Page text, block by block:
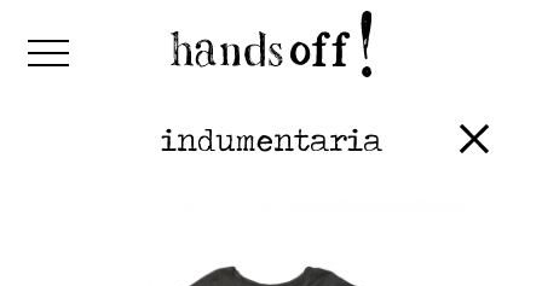
indumentaria